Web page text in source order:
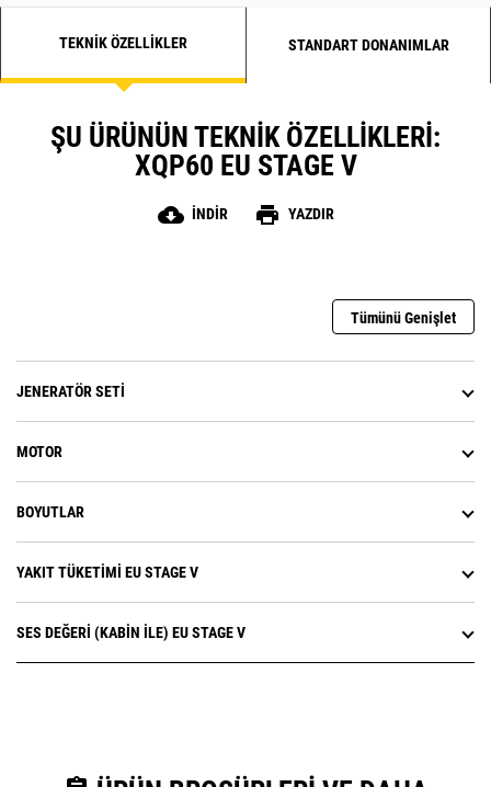
TEKNIK ÖZELLIKLER STANDART DONANIMLAR
ŞU ÜRÜNÜN TEKNIK ÖZELLIKLERI:
XQP60 EU STAGE V
cloud_download İNDIR print YAZDIR
Tümünü Genişlet
JENERATÖR SETI
MOTOR
BOYUTLAR
YAKIT TÜKETIMI EU STAGE V
SES DEĞERI (KABIN ILE) EU STAGE V